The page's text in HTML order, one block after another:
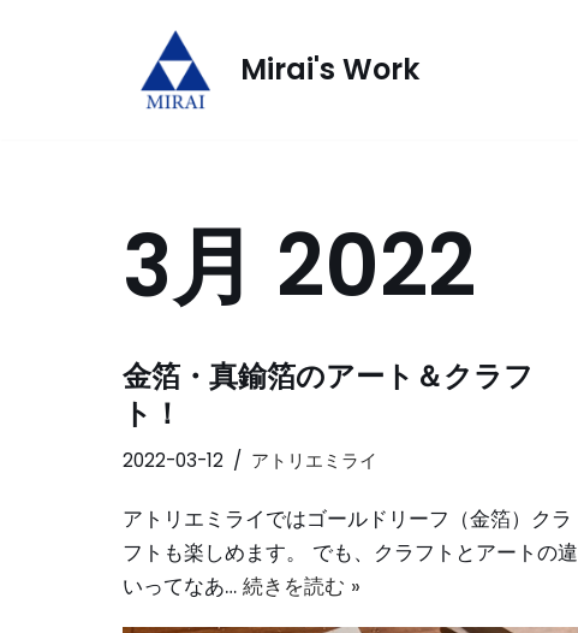
Mirai's Work
3月 2022
金箔・真鍮箔のアート＆クラフ
ト！
2022-03-12 アトリエミライ
アトリエミライではゴールドリーフ（金箔）クラ
フトも楽しめます。 でも、クラフトとアートの違
いってなあ… 続きを読む »